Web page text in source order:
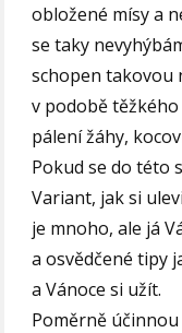
obložené mísy a
se taky
schopen takovou
v podobě
pálení žáhy,
Pokud se do této
Variant, jak si
je mnoho, ale já
a osvědčené tipy
a Vánoce si užít.
Poměrně